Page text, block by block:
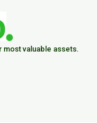
valuable assets.